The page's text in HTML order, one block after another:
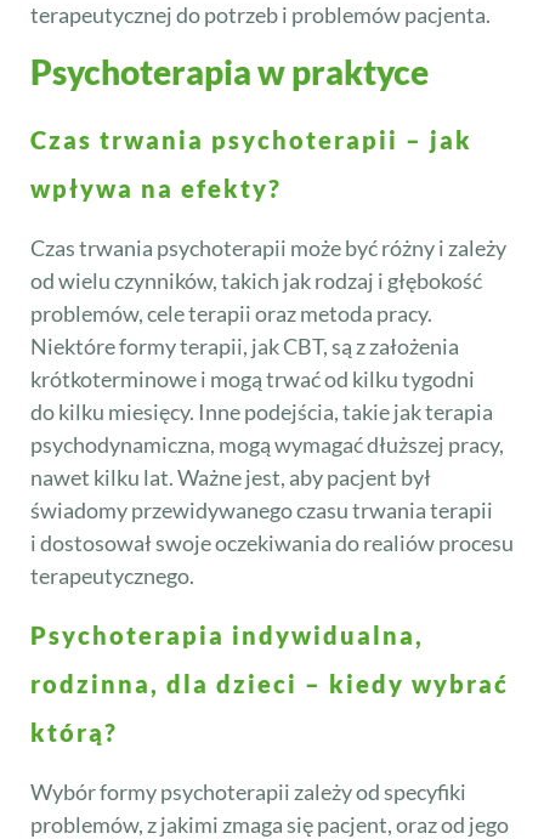
terapeutycznej do potrzeb i problemów pacjenta.
Psychoterapia w praktyce
Czas trwania psychoterapii – jak
wpływa na efekty?
Czas trwania psychoterapii może być różny i zależy
od wielu czynników, takich jak rodzaj i głębokość
problemów, cele terapii oraz metoda pracy.
Niektóre formy terapii, jak CBT, są z założenia
krótkoterminowe i mogą trwać od kilku tygodni
do kilku miesięcy. Inne podejścia, takie jak terapia
psychodynamiczna, mogą wymagać dłuższej pracy,
nawet kilku lat. Ważne jest, aby pacjent był
świadomy przewidywanego czasu trwania terapii
i dostosował swoje oczekiwania do realiów procesu
terapeutycznego.
Psychoterapia indywidualna,
rodzinna, dla dzieci – kiedy wybrać
którą?
Wybór formy psychoterapii zależy od specyfiki
problemów, z jakimi zmaga się pacjent, oraz od jego